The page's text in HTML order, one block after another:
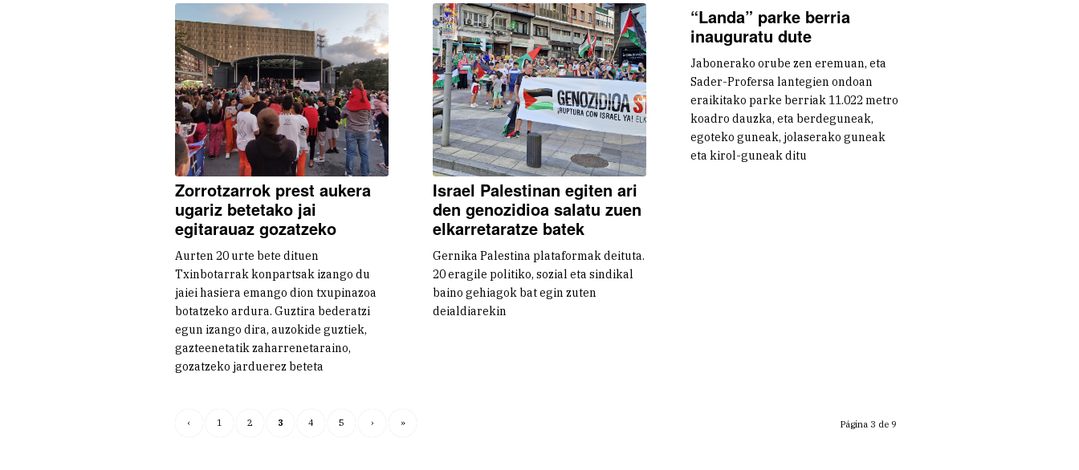
Zorrotzarrok prest aukera
ugariz betetako jai
egitarauaz gozatzeko
Aurten 20 urte bete dituen
Txinbotarrak konpartsak izango du
jaiei hasiera emango dion txupinazoa
botatzeko ardura. Guztira bederatzi
egun izango dira, auzokide guztiek,
gazteenetatik zaharrenetaraino,
gozatzeko jarduerez beteta
Israel Palestinan egiten ari
den genozidioa salatu zuen
elkarretaratze batek
Gernika Palestina plataformak deituta.
20 eragile politiko, sozial eta sindikal
baino gehiagok bat egin zuten
deialdiarekin
“Landa” parke berria
inauguratu dute
Jabonerako orube zen eremuan, eta
Sader-Profersa lantegien ondoan
eraikitako parke berriak 11.022 metro
koadro dauzka, eta berdeguneak,
egoteko guneak, jolaserako guneak
eta kirol-guneak ditu
Página 3 de 9
‹ 1 2 3 4 5 › »